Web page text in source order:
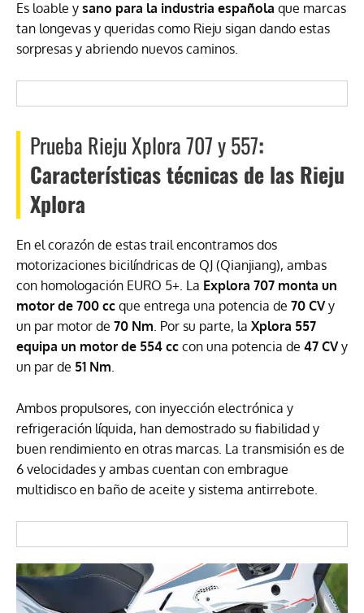
Es loable y sano para la industria española que marcas
tan longevas y queridas como Rieju sigan dando estas
sorpresas y abriendo nuevos caminos.
Prueba Rieju Xplora 707 y 557:
Características técnicas de las Rieju
Xplora
En el corazón de estas trail encontramos dos
motorizaciones bicilíndricas de QJ (Qianjiang), ambas
con homologación EURO 5+. La Explora 707 monta un
motor de 700 cc que entrega una potencia de 70 CVy
un par motor de 70 Nm. Por su parte, la Xplora 557
equipa un motor de 554 cc con una potencia de 47 CVy
un par de 51 Nm.
Ambos propulsores, con inyección electrónica y
refrigeración líquida, han demostrado su fiabilidad y
buen rendimiento en otras marcas. La transmisión es de
6 velocidades y ambas cuentan con embrague
multidisco en baño de aceite y sistema antirrebote.